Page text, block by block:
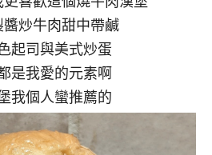
醬炒牛肉甜中帶鹹
起司與美式炒蛋
是我愛的元素啊
我個人蠻推薦的